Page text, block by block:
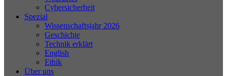
Cybersicherheit
Spezial
Wissenschaftsjahr 2026
Geschichte
Technik erklärt
English
Ethik
Über uns